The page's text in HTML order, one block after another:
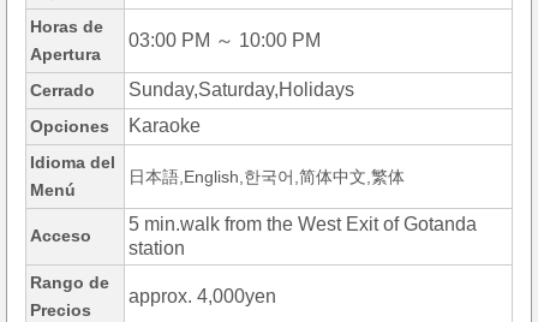
Horas de
Apertura
03:00 PM ～ 10:00 PM
Cerrado Sunday,Saturday,Holidays
Opciones Karaoke
Idioma del
Menú
日本語,English,한국어,简体中文,繁体
Acceso
5 min.walk from the West Exit of Gotanda
station
Rango de
Precios
approx. 4,000yen